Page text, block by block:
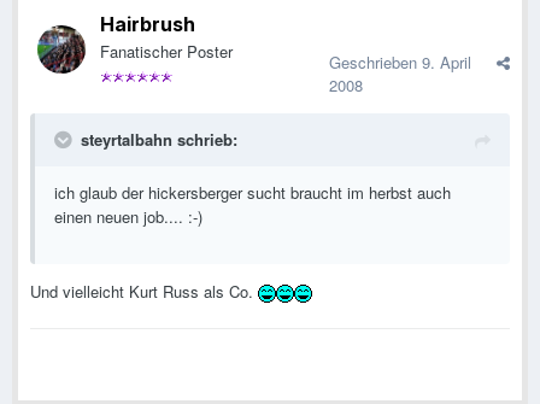
Hairbrush
Fanatischer Poster Geschrieben 9. April
2008
steyrtalbahn schrieb:
ich glaub der hickersberger sucht braucht im herbst auch
einen neuen job.... :-)
Und vielleicht Kurt Russ als Co.